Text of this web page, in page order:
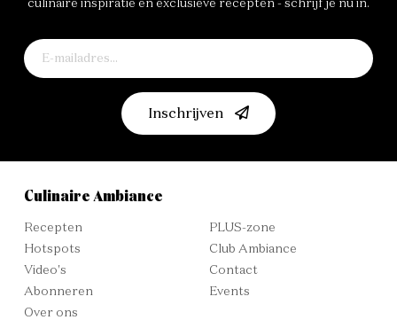
culinaire inspiratie en exclusieve recepten - schrijf je nu in.
Inschrijven
Culinaire Ambiance
Recepten
Hotspots
Video's
Abonneren
Over ons
PLUS-zone
Club Ambiance
Contact
Events